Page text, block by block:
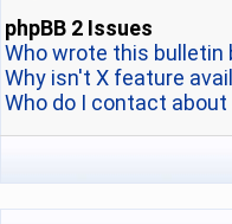
phpBB 2 Issues
Who wrote this bulletin
Why isn't X feature
Who do I contact